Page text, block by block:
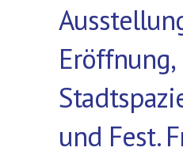
Eröffnung,
und Fest.